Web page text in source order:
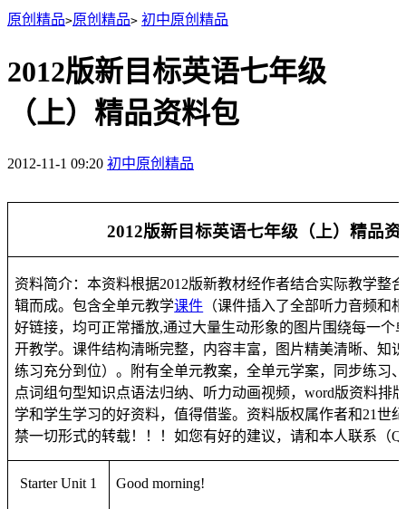
原创精品>原创精品> 初中原创精品
2012版新目标英语七年级
（上）精品资料包
2012-11-1 09:20 初中原创精品
2012版新目标英语七年级（上）精品资
资料简介：本资料根据2012版新教材经作者结合实际教学整
辑而成。包含全单元教学课件 （课件插入了全部听力音频和
好链接，均可正常播放,通过大量生动形象的图片围绕每一个
开教学。课件结构清晰完整，内容丰富，图片精美清晰、知
练习充分到位）。附有全单元教案，全单元学案，同步练习
点词组句型知识点语法归纳、听力动画视频，word版资料排
学和学生学习的好资料，值得借鉴。资料版权属作者和21世
禁一切形式的转载！！！如您有好的建议，请和本人联系（
Starter Unit 1 Good morning!